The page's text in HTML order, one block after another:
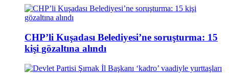
CHP’li Kuşadası Belediyesi’ne soruşturma: 15
kişi gözaltına alındı